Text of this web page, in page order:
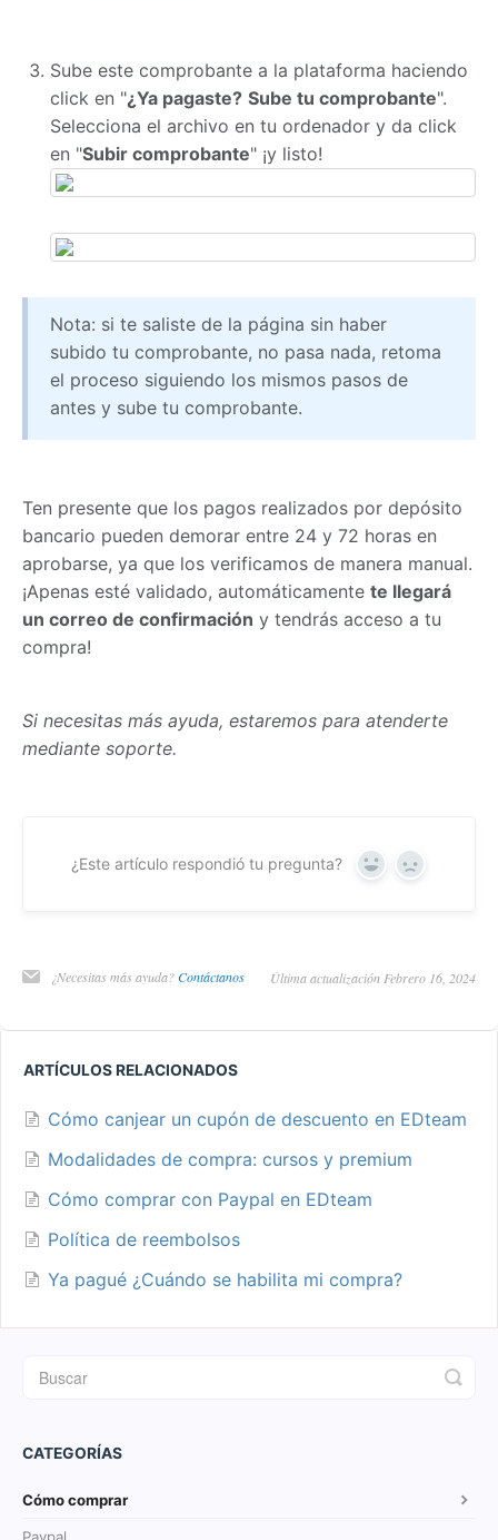
Sube este comprobante a la plataforma haciendo
click en "¿Ya pagaste? Sube tu comprobante".
Selecciona el archivo en tu ordenador y da click
en "Subir comprobante" ¡y listo!
Nota: si te saliste de la página sin haber
subido tu comprobante, no pasa nada, retoma
el proceso siguiendo los mismos pasos de
antes y sube tu comprobante.
Ten presente que los pagos realizados por depósito
bancario pueden demorar entre 24 y 72 horas en
aprobarse, ya que los verificamos de manera manual.
¡Apenas esté validado, automáticamente te llegará
un correo de confirmación y tendrás acceso a tu
compra!
Si necesitas más ayuda, estaremos para atenderte
mediante soporte.
¿Este artículo respondió tu pregunta? Yes No
¿Necesitas más ayuda?Contáctanos Última actualización Febrero 16, 2024
ARTÍCULOS RELACIONADOS
Cómo canjear un cupón de descuento en EDteam
Modalidades de compra: cursos y premium
Cómo comprar con Paypal en EDteam
Política de reembolsos
Ya pagué ¿Cuándo se habilita mi compra?
CATEGORÍAS
Cómo comprar
Paypal